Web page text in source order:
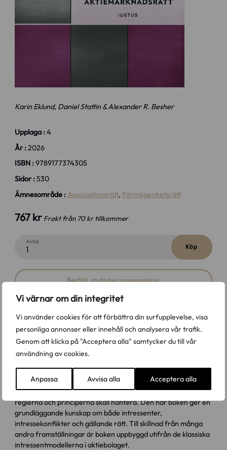
Vi värnar om din integritet
Vi använder cookies för att förbättra din surfupplevelse, visa
personliga annonser eller innehåll och analysera vår trafik.
Genom att klicka på "Acceptera alla" samtycker du till vår
användning av cookies.
Anpassa Avvisa alla Acceptera alla
Karin Eklund, Daniel Stattin & Alexander R. Besher
Upplaga :4
År :2026
ISBN :9789177374305
Sidor :530
Ämnesområde : Associationsrätt, Förmögenhetsrätt
767 kr Frakt från 70 kr tillkommer
Antal
Köp
Beställ utvärderingsexemplar
Aktiebolagsrätt och aktiemarknadsrätt är
en lärobok i associationsrätt
Aktiebolagsrätten och aktiemarknadsrätten är rättsområden
där det händer mycket. För att behärska rättsområdena krävs
både kunskap om de regler och principer som gäller och den
bakgrund, med olika intressenter och intressekonflikter, som
reglerna och principerna skall hantera. Den här boken ger en
grundläggande kunskap om både intressenter,
intressekonflikter och gällande rätt. Till skillnad från många
andra framställningar är boken uppbyggd utifrån de klassiska
intressentmodellerna i aktiebolaget.